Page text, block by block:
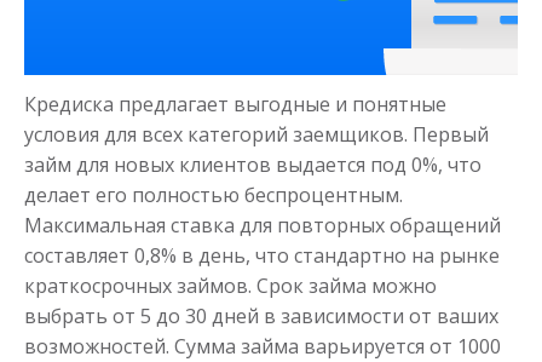
Срок от 1 до 21 дня
Получить
Кредиска предлагает выгодные и понятные
условия для всех категорий заемщиков. Первый
займ для новых клиентов выдается под 0%, что
делает его полностью беспроцентным.
Максимальная ставка для повторных обращений
составляет 0,8% в день, что стандартно на рынке
краткосрочных займов. Срок займа можно
выбрать от 5 до 30 дней в зависимости от ваших
возможностей. Сумма займа варьируется от 1000